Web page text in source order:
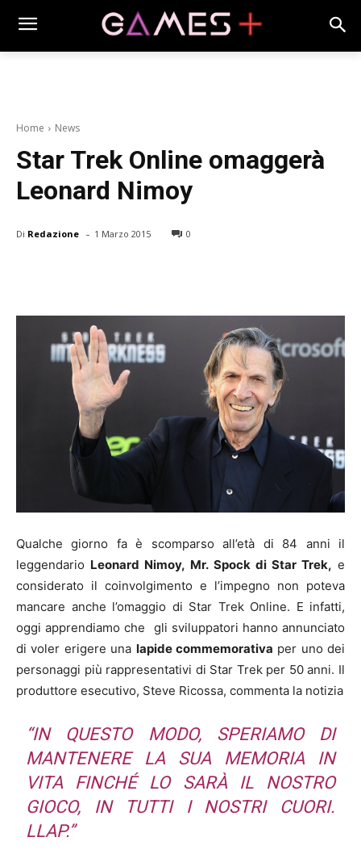
Home News
Star Trek Online omaggerà
Leonard Nimoy
Di Redazione - 1 Marzo 2015 0
Qualche giorno fa è scomparso all’età di 84 anni il
leggendario Leonard Nimoy, Mr. Spock di Star Trek, e
considerato il coinvolgimento e l’impegno non poteva
mancare anche l’omaggio di Star Trek Online. E infatti,
oggi apprendiamo che gli sviluppatori hanno annunciato
di voler erigere una lapide commemorativa per uno dei
personaggi più rappresentativi di Star Trek per 50 anni. Il
produttore esecutivo, Steve Ricossa, commenta la notizia
“IN QUESTO MODO, SPERIAMO DI
MANTENERE LA SUA MEMORIA IN
VITA FINCHÉ LO SARÀ IL NOSTRO
GIOCO, IN TUTTI I NOSTRI CUORI.
LLAP.”